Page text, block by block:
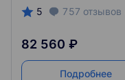
5 757 отзывов
82 560 ₽
Подробнее